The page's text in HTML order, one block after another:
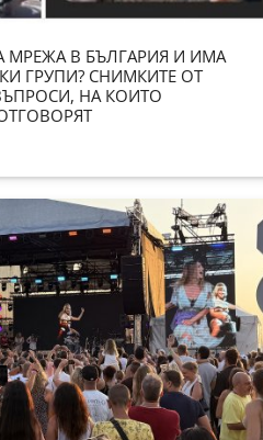
МРЕЖА В БЪЛГАРИЯ И ИМА
ГРУПИ? СНИМКИТЕ ОТ
НА КОИТО